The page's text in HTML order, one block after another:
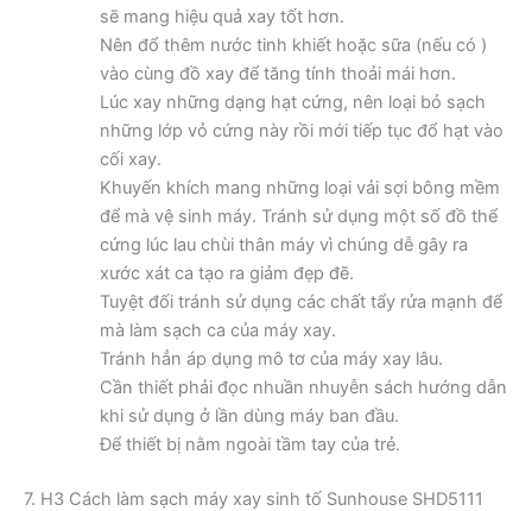
sẽ mang hiệu quả xay tốt hơn.
Nên đổ thêm nước tinh khiết hoặc sữa (nếu có )
vào cùng đồ xay để tăng tính thoải mái hơn.
Lúc xay những dạng hạt cứng, nên loại bỏ sạch
những lớp vỏ cứng này rồi mới tiếp tục đổ hạt vào
cối xay.
Khuyến khích mang những loại vải sợi bông mềm
để mà vệ sinh máy. Tránh sử dụng một số đồ thể
cứng lúc lau chùi thân máy vì chúng dễ gây ra
xước xát ca tạo ra giảm đẹp đẽ.
Tuyệt đối tránh sử dụng các chất tẩy rửa mạnh để
mà làm sạch ca của máy xay.
Tránh hẳn áp dụng mô tơ của máy xay lâu.
Cần thiết phải đọc nhuần nhuyễn sách hướng dẫn
khi sử dụng ở lần dùng máy ban đầu.
Để thiết bị nằm ngoài tầm tay của trẻ.
7. H3 Cách làm sạch máy xay sinh tố Sunhouse SHD5111